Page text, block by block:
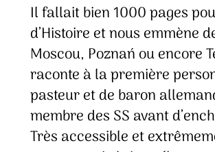
Il fallait bien 1000 pages
d’Histoire et nous emmène
Moscou, Poznań ou encore
raconte à la première
pasteur et de baron
membre des SS avant
Très accessible et